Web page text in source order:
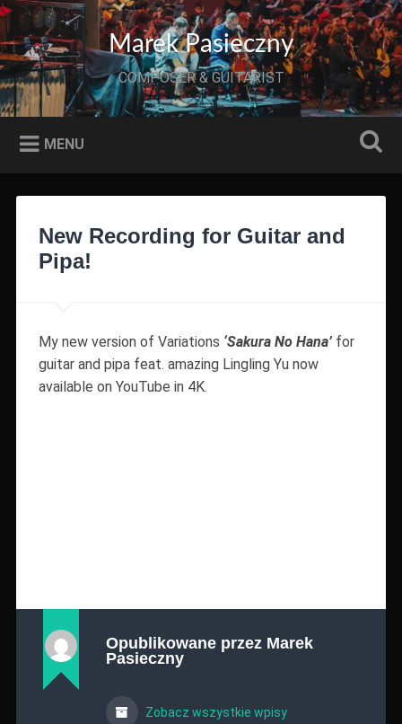
Przeskocz
treści
Szukaj Marek Pasieczny
COMPOSER & GUITARIST
MENU
New Recording for Guitar and
Pipa!
My new version of Variations ‘Sakura No Hana’for
guitar and pipa feat. amazing Lingling Yu now
available on YouTube in 4K.
Opublikowane przez Marek
Pasieczny
Zobacz wszystkie wpisy